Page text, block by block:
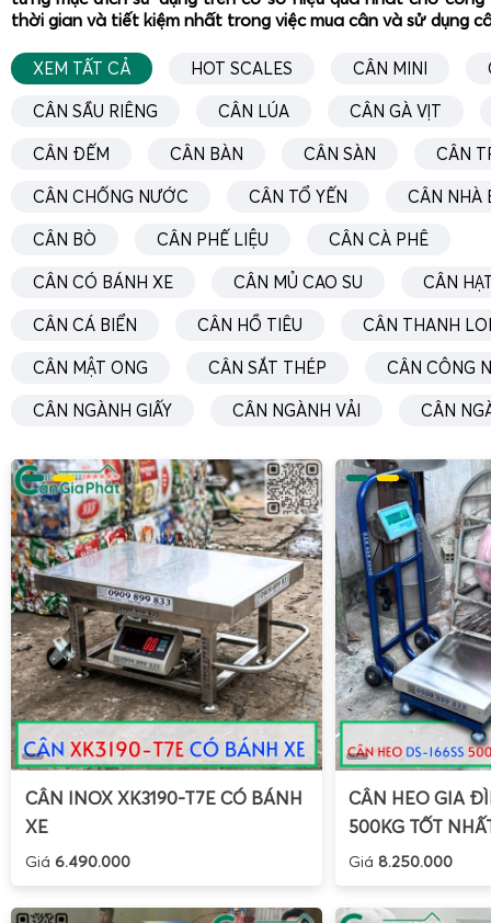
Cân điện tử cân heo cân lợn không chỉ cần độ chính xác
những thử thách từ môi trường. Cân heo của Gia Phát
chống nước IP68 và cơ chế chống chuột, giúp kéo dài
cả trong điều kiện khắc nghiệt như trại nuôi ẩm ướt hoặc
Đặc biệt, chức năng chốt số tự động sau khi lùa hết heo
hữu ích khi cân các con heo khó đứng yên lâu, tránh mất
Cân điện tử cân heo của Gia Phát luôn có thể in
thời gian và tiết kiệm nhất trong việc mua cân và sử dụng
XEM TẤT CẢ HOT SCALES CÂN MINI
CÂN SẦU RIÊNG CÂN LÚA CÂN GÀ VỊT
CÂN ĐẾM CÂN BÀN CÂN SÀN CÂN
CÂN CHỐNG NƯỚC CÂN TỔ YẾN CÂN NHÀ
CÂN BÒ CÂN PHẾ LIỆU CÂN CÀ PHÊ
CÂN CÓ BÁNH XE CÂN MỦ CAO SU CÂN
CÂN CÁ BIỂN CÂN HỒ TIÊU CÂN THANH
CÂN MẬT ONG CÂN SẮT THÉP CÂN CÔNG
CÂN NGÀNH GIẤY CÂN NGÀNH VẢI CÂN
CÂN INOX XK3190-T7E CÓ BÁNH
XE
Giá 6.490.000
CÂN HEO GIA
500KG TỐT
Giá 8.250.000